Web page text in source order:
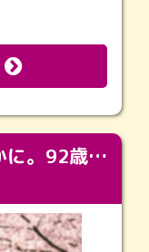
同窓会のように、なごやかに。92歳の旅立ちを彩った、再会と感謝の場